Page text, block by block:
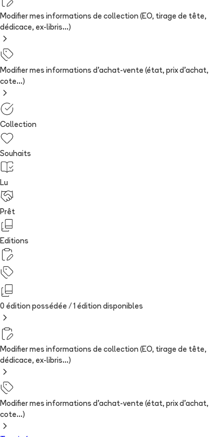
Modifier mes informations de collection (EO, tirage de tête,
dédicace, ex-libris...)
Modifier mes informations d'achat-vente (état, prix d'achat,
cote...)
Collection
Souhaits
Lu
Prêt
Editions
0 édition possédée / 1 édition disponibles
Modifier mes informations de collection (EO, tirage de tête,
dédicace, ex-libris...)
Modifier mes informations d'achat-vente (état, prix d'achat,
cote...)